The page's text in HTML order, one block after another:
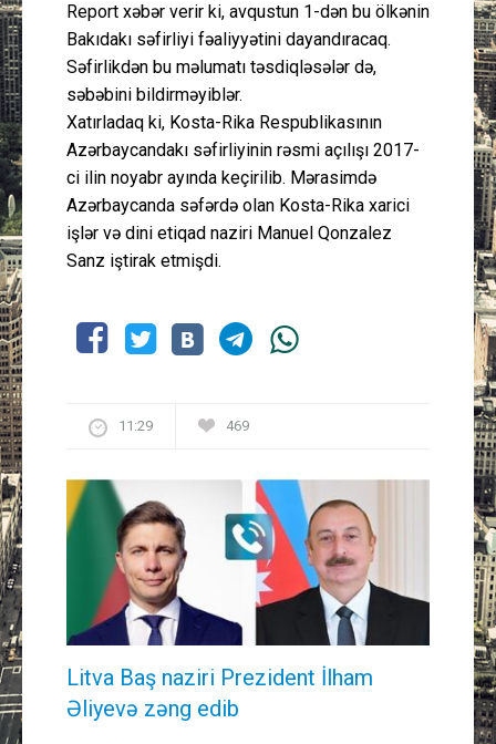
Gündəm
Peşə etikası
Əlaqə
Report xəbər verir ki, avqustun 1-dən bu ölkənin
Bakıdakı səfirliyi fəaliyyətini dayandıracaq.
Səfirlikdən bu məlumatı təsdiqləsələr də,
səbəbini bildirməyiblər.
Xatırladaq ki, Kosta-Rika Respublikasının
Azərbaycandakı səfirliyinin rəsmi açılışı 2017-
ci ilin noyabr ayında keçirilib. Mərasimdə
Azərbaycanda səfərdə olan Kosta-Rika xarici
işlər və dini etiqad naziri Manuel Qonzalez
Sanz iştirak etmişdi.
11:29 469
Litva Baş naziri Prezident İlham
Əliyevə zəng edib